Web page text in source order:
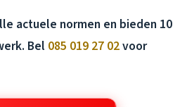
actuele normen en bieden 10
Bel 085 019 27 02voor